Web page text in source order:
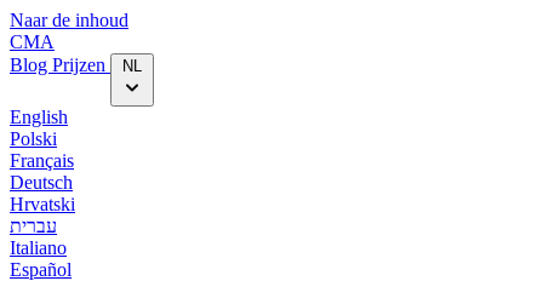
Naar de inhoud
CMA
Blog‎ Prijzen NL
English
Polski
Français
Deutsch
Hrvatski
עברית
Italiano
Español